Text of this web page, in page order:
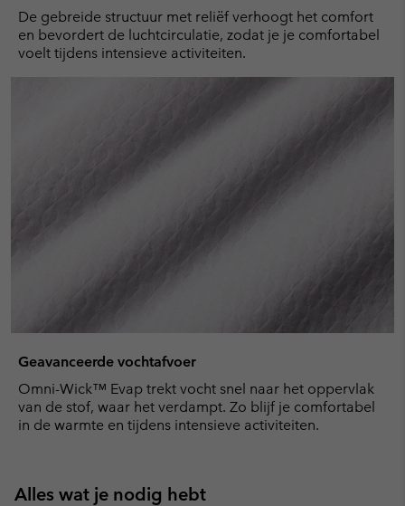
De gebreide structuur met reliëf verhoogt het comfort
en bevordert de luchtcirculatie, zodat je je comfortabel
voelt tijdens intensieve activiteiten.
Geavanceerde vochtafvoer
Omni-Wick™ Evap trekt vocht snel naar het oppervlak
van de stof, waar het verdampt. Zo blijf je comfortabel
in de warmte en tijdens intensieve activiteiten.
Alles wat je nodig hebt